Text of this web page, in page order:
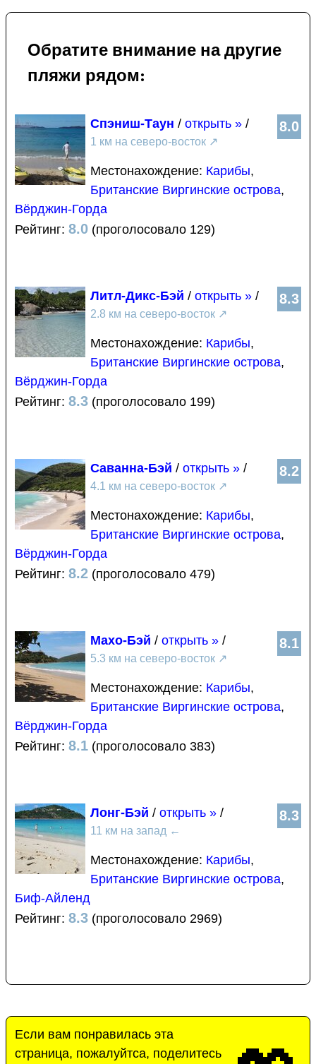
Обратите внимание на другие
пляжи рядом:
8.0
Спэниш-Таун / открыть » /
1 км на северо-восток ↗
Местонахождение: Карибы,
Британские Виргинские острова,
Вёрджин-Горда
Рейтинг: 8.0 (проголосовало 129)
8.3
Литл-Дикс-Бэй / открыть » /
2.8 км на северо-восток ↗
Местонахождение: Карибы,
Британские Виргинские острова,
Вёрджин-Горда
Рейтинг: 8.3 (проголосовало 199)
8.2
Саванна-Бэй / открыть » /
4.1 км на северо-восток ↗
Местонахождение: Карибы,
Британские Виргинские острова,
Вёрджин-Горда
Рейтинг: 8.2 (проголосовало 479)
8.1
Махо-Бэй / открыть » /
5.3 км на северо-восток ↗
Местонахождение: Карибы,
Британские Виргинские острова,
Вёрджин-Горда
Рейтинг: 8.1 (проголосовало 383)
8.3
Лонг-Бэй / открыть » /
11 км на запад ←
Местонахождение: Карибы,
Британские Виргинские острова,
Биф-Айленд
Рейтинг: 8.3 (проголосовало 2969)
Если вам понравилась эта
страница, пожалуйтса, поделитесь